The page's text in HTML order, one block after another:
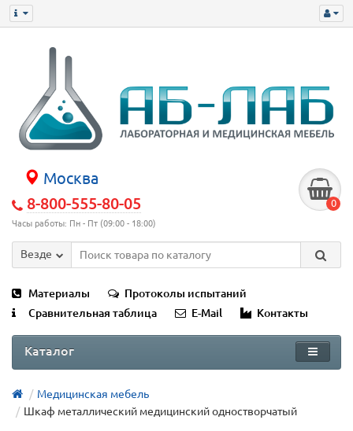
Москва
8-800-555-80-05
Часы работы: Пн - Пт (09:00 - 18:00)
0
Везде
Материалы
Протоколы испытаний
Сравнительная таблица
E-Mail Контакты
Каталог
Медицинская мебель
Шкаф металлический медицинский одностворчатый